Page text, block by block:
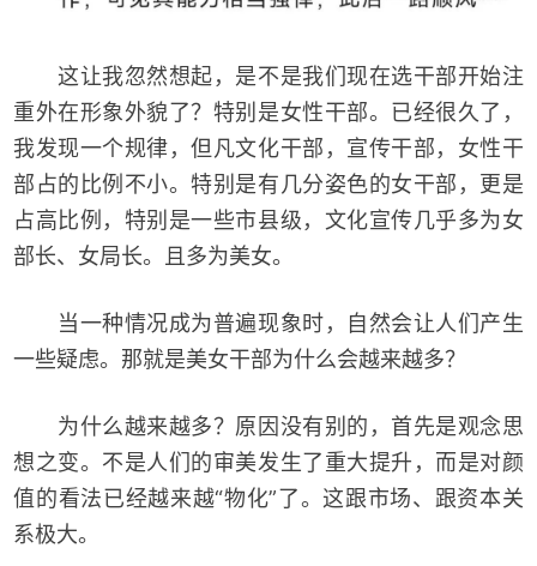
这让我忽然想起，是不是我们现在选干部开始注
重外在形象外貌了？特别是女性干部。已经很久了，
我发现一个规律，但凡文化干部，宣传干部，女性干
部占的比例不小。特别是有几分姿色的女干部，更是
占高比例，特别是一些市县级，文化宣传几乎多为女
部长、女局长。且多为美女。
当一种情况成为普遍现象时，自然会让人们产生
一些疑虑。那就是美女干部为什么会越来越多？
为什么越来越多？原因没有别的，首先是观念思
想之变。不是人们的审美发生了重大提升，而是对颜
值的看法已经越来越“物化”了。这跟市场、跟资本关
系极大。